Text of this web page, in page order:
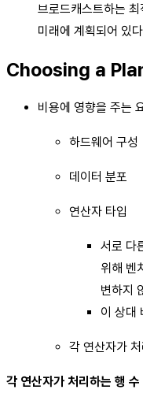
브로드캐스트하는
미래에 계획되어 있
Choosing a
비용에 영향을 주는
하드웨어 구성
데이터 분포
연산자 타입
서로 다
위해 벤
변하지
이 상대
각 연산자가
각 연산자가 처리하는 행 수